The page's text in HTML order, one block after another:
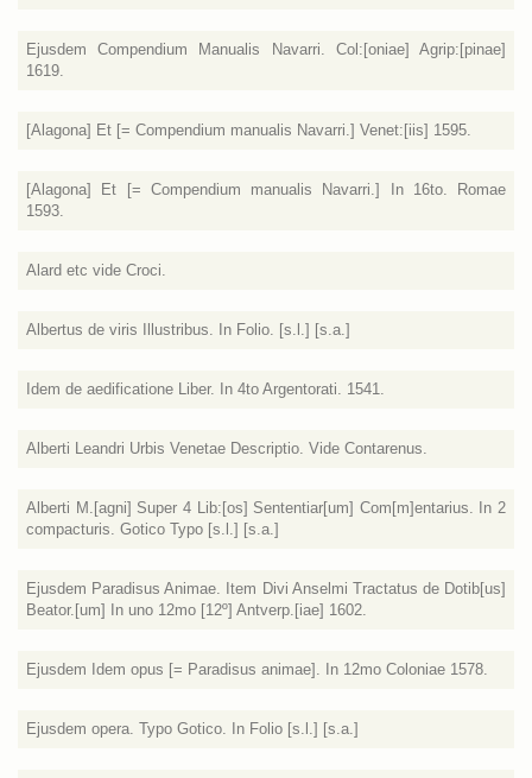
Ejusdem Compendium Manualis Navarri. Col:[oniae] Agrip:[pinae]
1619.
[Alagona] Et [= Compendium manualis Navarri.] Venet:[iis] 1595.
[Alagona] Et [= Compendium manualis Navarri.] In 16to. Romae
1593.
Alard etc vide Croci.
Albertus de viris Illustribus. In Folio. [s.l.] [s.a.]
Idem de aedificatione Liber. In 4to Argentorati. 1541.
Alberti Leandri Urbis Venetae Descriptio. Vide Contarenus.
Alberti M.[agni] Super 4 Lib:[os] Sententiar[um] Com[m]entarius. In 2
compacturis. Gotico Typo [s.l.] [s.a.]
Ejusdem Paradisus Animae. Item Divi Anselmi Tractatus de Dotib[us]
Beator.[um] In uno 12mo [12º] Antverp.[iae] 1602.
Ejusdem Idem opus [= Paradisus animae]. In 12mo Coloniae 1578.
Ejusdem opera. Typo Gotico. In Folio [s.l.] [s.a.]